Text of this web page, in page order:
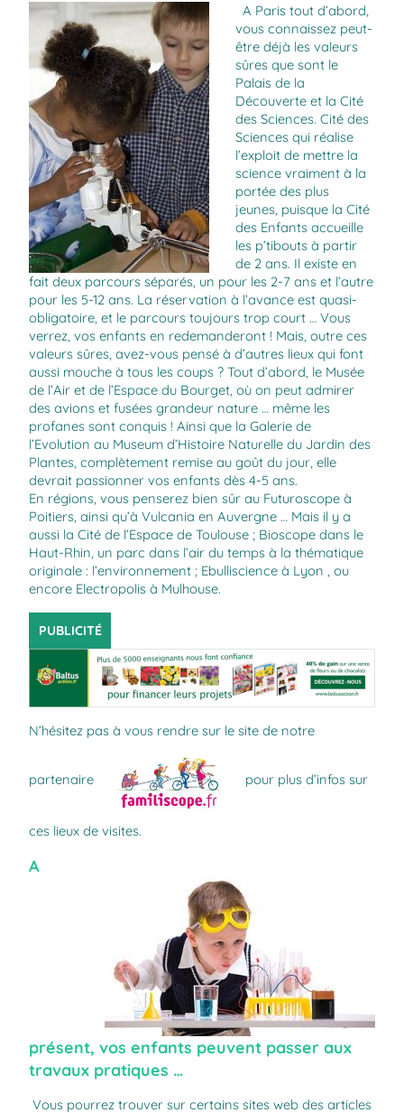
A Paris tout d’abord,
vous connaissez peut-
être déjà les valeurs
sûres que sont le
Palais de la
Découverte et la Cité
des Sciences. Cité des
Sciences qui réalise
l’exploit de mettre la
science vraiment à la
portée des plus
jeunes, puisque la Cité
des Enfants accueille
les p’tibouts à partir
de 2 ans. Il existe en
fait deux parcours séparés, un pour les 2-7 ans et l’autre
pour les 5-12 ans. La réservation à l’avance est quasi-
obligatoire, et le parcours toujours trop court … Vous
verrez, vos enfants en redemanderont ! Mais, outre ces
valeurs sûres, avez-vous pensé à d’autres lieux qui font
aussi mouche à tous les coups ? Tout d’abord, le Musée
de l’Air et de l’Espace du Bourget, où on peut admirer
des avions et fusées grandeur nature … même les
profanes sont conquis ! Ainsi que la Galerie de
l’Evolution au Museum d’Histoire Naturelle du Jardin des
Plantes, complètement remise au goût du jour, elle
devrait passionner vos enfants dès 4-5 ans.
En régions, vous penserez bien sûr au Futuroscope à
Poitiers, ainsi qu’à Vulcania en Auvergne … Mais il y a
aussi la Cité de l’Espace de Toulouse ; Bioscope dans le
Haut-Rhin, un parc dans l’air du temps à la thématique
originale : l’environnement ; Ebulliscience à Lyon , ou
encore Electropolis à Mulhouse.
PUBLICITÉ
N’hésitez pas à vous rendre sur le site de notre
partenaire pour plus d’infos sur
ces lieux de visites.
A
présent, vos enfants peuvent passer aux
travaux pratiques …
Vous pourrez trouver sur certains sites web des articles